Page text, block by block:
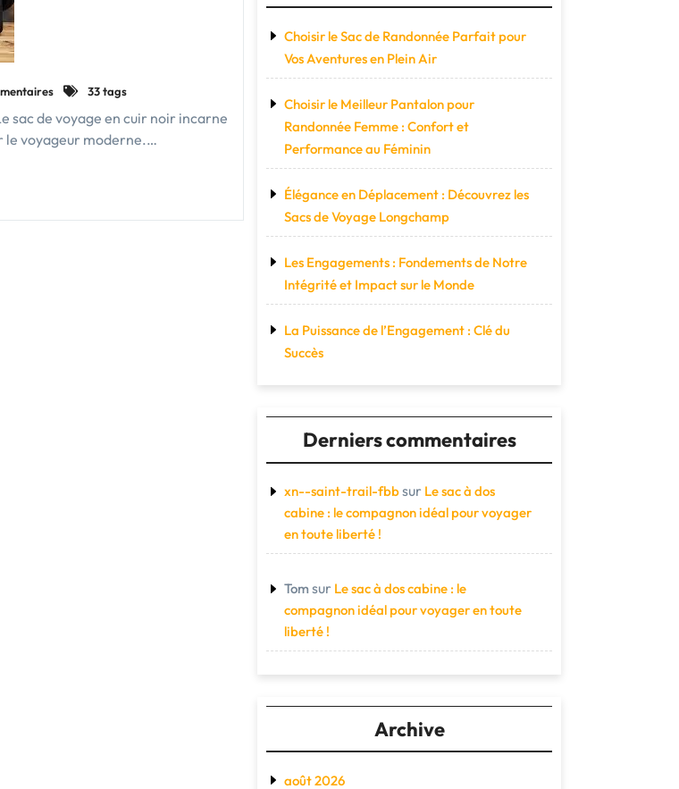
33 tags
sac de voyage en cuir noir incarne
le voyageur moderne.…
Choisir le Sac de Randonnée Parfait pour
Vos Aventures en Plein Air
Choisir le Meilleur Pantalon pour
Randonnée Femme : Confort et
Performance au Féminin
Élégance en Déplacement : Découvrez les
Sacs de Voyage Longchamp
Les Engagements : Fondements de Notre
Intégrité et Impact sur le Monde
La Puissance de l’Engagement : Clé du
Succès
Derniers commentaires
xn--saint-trail-fbbsur Le sac à dos
cabine : le compagnon idéal pour voyager
en toute liberté !
Tom sur Le sac à dos cabine : le
compagnon idéal pour voyager en toute
liberté !
Archive
août 2026